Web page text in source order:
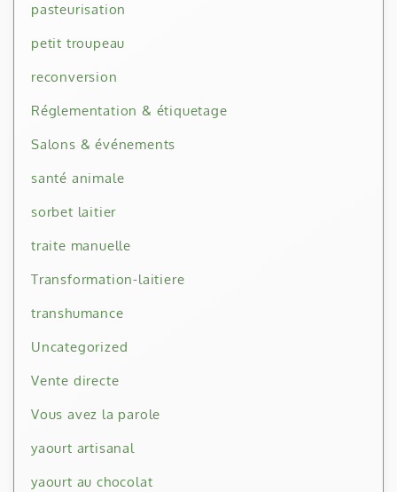
pasteurisation
petit troupeau
reconversion
Réglementation & étiquetage
Salons & événements
santé animale
sorbet laitier
traite manuelle
Transformation-laitiere
transhumance
Uncategorized
Vente directe
Vous avez la parole
yaourt artisanal
yaourt au chocolat